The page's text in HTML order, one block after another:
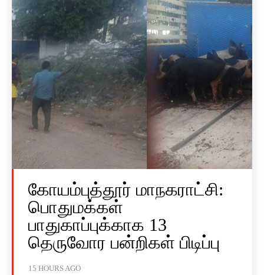
கோயம்புத்தூர் மாநகராட்சி:
பொதுமக்கள்
பாதுகாப்புக்காக 13
தெருவோர பன்றிகள் பிடிப்பு
15 HOURS AGO